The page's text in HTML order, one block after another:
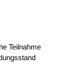
Teilnahme